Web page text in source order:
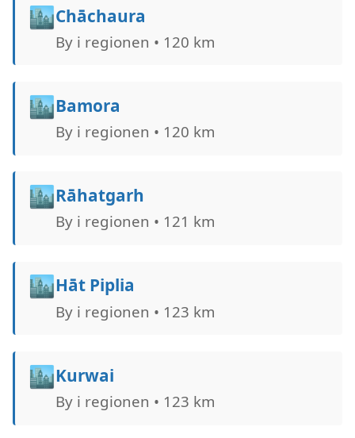
🏙️Chāchaura
By i regionen • 120 km
🏙️Bamora
By i regionen • 120 km
🏙️Rāhatgarh
By i regionen • 121 km
🏙️Hāt Piplia
By i regionen • 123 km
🏙️Kurwai
By i regionen • 123 km